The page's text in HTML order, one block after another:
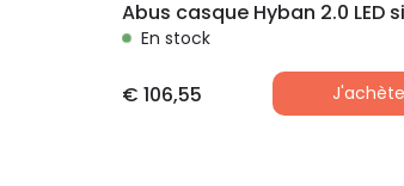
En stock
€ 106,55 J'achète